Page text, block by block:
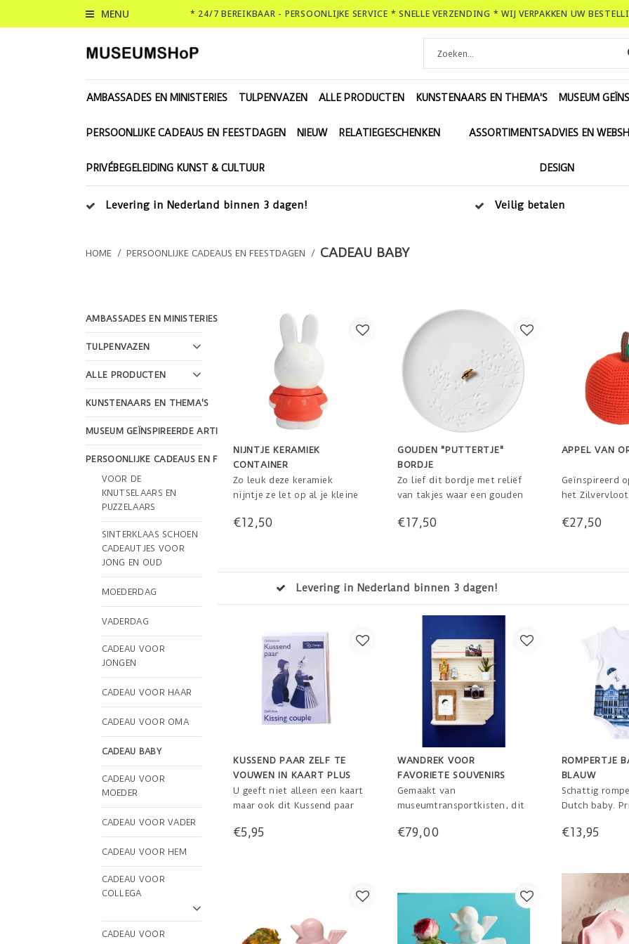
MENU * 24/7 BEREIKBAAR - PERSOONLIJKE SERVICE * SNELLE VERZENDING * WIJ VERPAKKEN UW
AMBASSADES EN MINISTERIES TULPENVAZEN ALLE PRODUCTEN KUNSTENAARS EN THEMA'S MUSEUM
PERSOONLIJKE CADEAUS EN FEESTDAGEN NIEUW RELATIEGESCHENKEN ASSORTIMENTSADVIES EN
DESIGN
PRIVÉBEGELEIDING KUNST & CULTUUR
Levering in Nederland binnen 3 dagen! Veilig betalen
HOME / PERSOONLIJKE CADEAUS EN FEESTDAGEN / CADEAU BABY
AMBASSADES EN MINISTERIES
TULPENVAZEN
ALLE PRODUCTEN
KUNSTENAARS EN THEMA'S
MUSEUM GEÏNSPIREERDE ARTIKELEN
PERSOONLIJKE CADEAUS EN FEESTDAGEN
VOOR DE
KNUTSELAARS EN
PUZZELAARS
SINTERKLAAS SCHOEN
CADEAUTJES VOOR
JONG EN OUD
MOEDERDAG
VADERDAG
CADEAU VOOR
JONGEN
CADEAU VOOR HAAR
CADEAU VOOR OMA
CADEAU BABY
CADEAU VOOR
MOEDER
CADEAU VOOR VADER
CADEAU VOOR HEM
CADEAU VOOR
COLLEGA
CADEAU VOOR
NIJNTJE KERAMIEK
CONTAINER
Zo leuk deze keramiek
nijntje ze let op al je kleine
eerste tandjes!
€12,50
GOUDEN "PUTTERTJE"
BORDJE
Zo lief dit bordje met reliëf
van takjes waar een gouden
Zomaar neerzetten op een
sleutels, kleingeld of
papiertjes of Haagse Hopjes.
€17,50
APPEL VAN
Geïnspireerd
het
belletje erin.
€27,50
Veilig betalen 14 dagen bedenktijd
KUSSEND PAAR ZELF TE
VOUWEN IN KAART PLUS
ENVELOP
U geeft niet alleen een kaart
maar ook dit Kussend paar
knutselt dit stel makkelijk in
€5,95
WANDREK VOOR
FAVORIETE SOUVENIRS
Gemaakt van
museumtransportkisten, dit
favoriete stukken van uw
muur.
Vier plankjes met op de
bovenste plank een neon
€79,00
ROMPERTJE
BLAUW
Schattig
Dutch baby.
kwaliteit. Voor
€13,95